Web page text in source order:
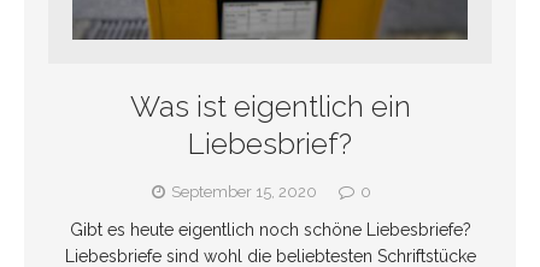
Was ist eigentlich ein
Liebesbrief?
September 15, 2020 0
Gibt es heute eigentlich noch schöne Liebesbriefe?
Liebesbriefe sind wohl die beliebtesten Schriftstücke